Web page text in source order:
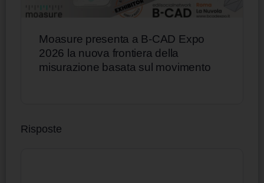
Moasure presenta a B-CAD Expo
2026 la nuova frontiera della
misurazione basata sul movimento
Risposte